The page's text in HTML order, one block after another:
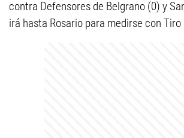
contra Defensores de Belgrano (0) y
irá hasta Rosario para medirse con Tiro